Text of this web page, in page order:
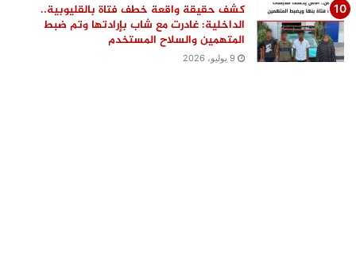
كشف حقيقة واقعة خطف فتاة بالقليوبية..
الداخلية: غادرت مع شاب بإرادتها وتم ضبط
المتهمين والسلاح المستخدم
9 يوليو، 2026